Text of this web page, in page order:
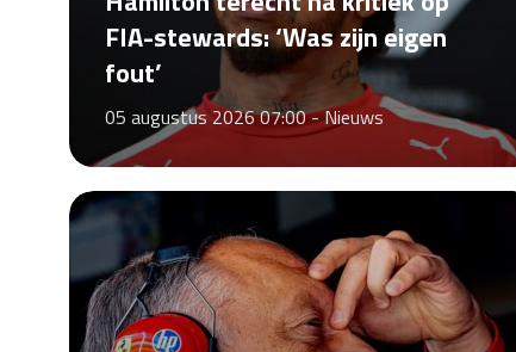
FIA-stewards: ‘Was zijn eigen
fout’
05 augustus 2026 07:00 -Nieuws